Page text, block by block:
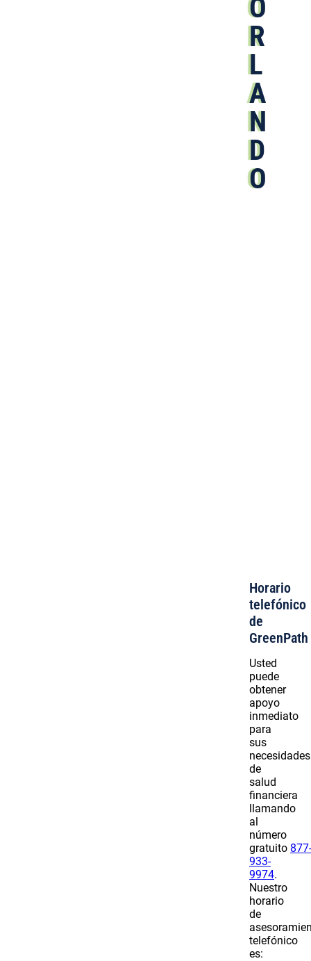
O
R
L
A
N
D
O
Horario
telefónico
de
GreenPath
Usted
puede
obtener
apoyo
inmediato
para
sus
necesidades
de
salud
financiera
llamando
al
número
gratuito 877-
933-
9974.
Nuestro
horario
de
telefónico
es: